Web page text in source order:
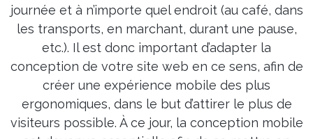
journée et à n’importe quel endroit (au café, dans
les transports, en marchant, durant une pause,
etc.). Il est donc important d’adapter la
conception de votre site web en ce sens, afin de
créer une expérience mobile des plus
ergonomiques, dans le but d’attirer le plus de
visiteurs possible. À ce jour, la conception mobile